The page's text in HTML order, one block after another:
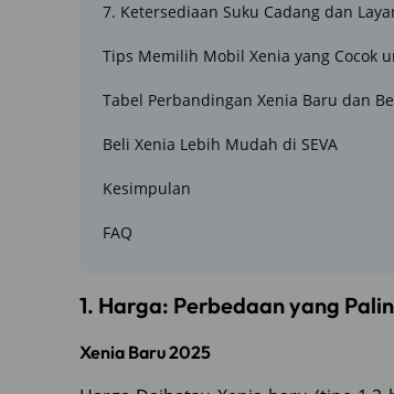
7. Ketersediaan Suku Cadang dan
Tips Memilih Mobil Xenia yang Cocok
Tabel Perbandingan Xenia Baru dan
Beli Xenia Lebih Mudah di SEVA
Kesimpulan
FAQ
1. Harga: Perbedaan yang
Xenia Baru 2025